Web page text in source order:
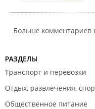
Больше комментариев
РАЗДЕЛЫ
Транспорт и перевозки
Отдых, развлечения,
Общественное питание